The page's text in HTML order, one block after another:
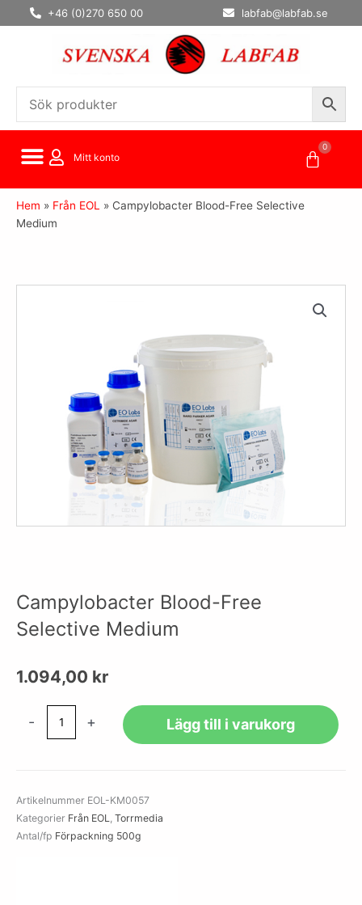
Hoppa
till
+46 (0)270 650 00 labfab@labfab.se
Mitt konto
0
Hem » Från EOL » Campylobacter Blood-Free Selective
Medium
Campylobacter Blood-Free
Selective Medium
1.094,00 kr
-
mängd
+ Lägg till i varukorg
Artikelnummer EOL-KM0057
Kategorier Från EOL, Torrmedia
Antal/fp Förpackning 500g